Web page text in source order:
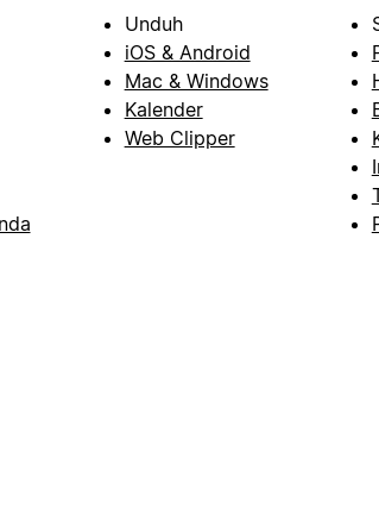
Unduh
iOS & Android
Mac & Windows
Kalender
Web Clipper